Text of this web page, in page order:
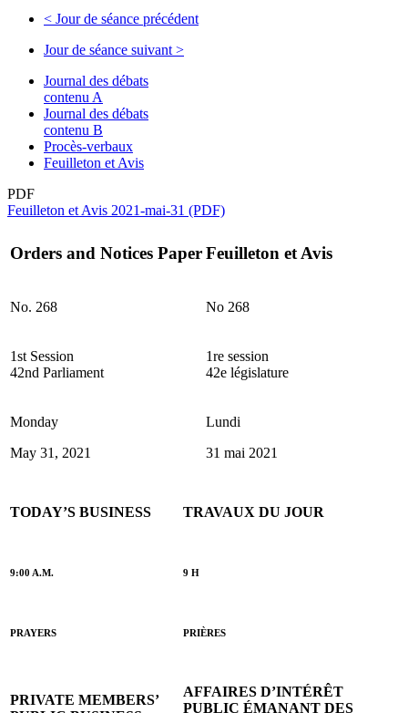
< Jour de séance précédent
Jour de séance suivant >
Journal des débats
contenu A
Journal des débats
contenu B
Procès-verbaux
Feuilleton et Avis
PDF
Feuilleton et Avis 2021-mai-31 (PDF)
Orders and Notices PaperFeuilleton et Avis
No. 268 No 268
1st Session
42nd Parliament
1re session
42e législature
Monday
May 31, 2021
Lundi
31 mai 2021
TODAY’S BUSINESS TRAVAUX DU JOUR
9:00 A.M. 9 H
PRAYERS PRIÈRES
PRIVATE MEMBERS’
AFFAIRES D’INTÉRÊT
PUBLIC ÉMANANT DES